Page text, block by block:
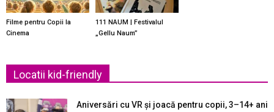
Filme pentru Copii la
Cinema
111 NAUM | Festivalul
„Gellu Naum”
Locatii kid-friendly
Aniversări cu VR și joacă pentru copii, 3–14+ ani